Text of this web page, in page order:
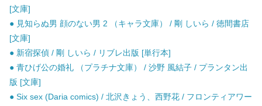
[文庫]
● 見知らぬ男 顔のない男 2 （キャラ文庫） / 剛 しいら / 徳間書店
[文庫]
● 新宿探偵 / 剛 しいら / リブレ出版 [単行本]
● 青ひげ公の婚礼 （プラチナ文庫） / 沙野 風結子 / プランタン出
版 [文庫]
● Six sex (Daria comics) / 北沢きょう、西野花 / フロンティアワー